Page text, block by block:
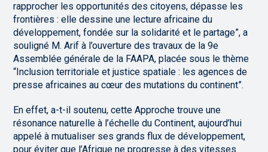
rapprocher les opportunités des citoyens, dépasse les
frontières : elle dessine une lecture africaine du
développement, fondée sur la solidarité et le partage”, a
souligné M. Arif à l’ouverture des travaux de la 9e
Assemblée générale de la FAAPA, placée sous le thème
“Inclusion territoriale et justice spatiale : les agences de
presse africaines au cœur des mutations du continent”.
En effet, a-t-il soutenu, cette Approche trouve une
résonance naturelle à l’échelle du Continent, aujourd’hui
appelé à mutualiser ses grands flux de développement,
pour éviter que l’Afrique ne progresse à des vitesses